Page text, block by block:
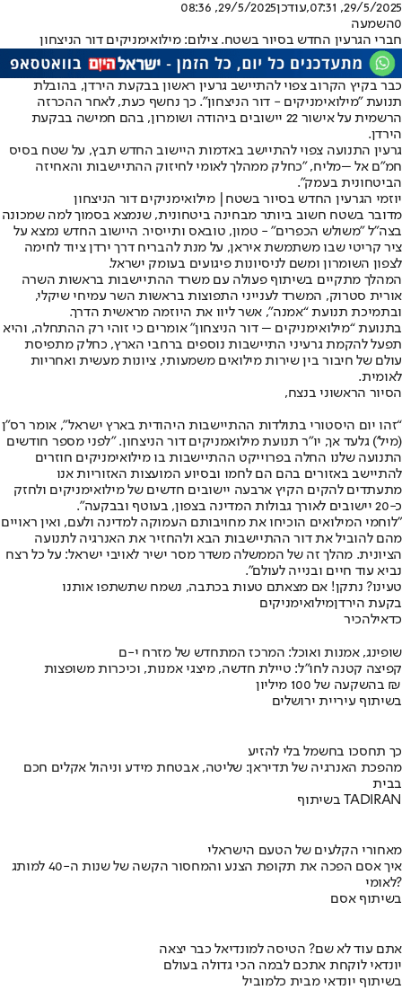
29/5/2025, 07:31
,עודכן29/5/2025, 08:36
0השמעה
חברי הגרעין החדש בסיור בשטח. צילום: מילואימניקים דור הניצחון
כבר בקיץ הקרוב צפוי להתיישב גרעין ראשון בבקעת הירדן, בהובלת
תנועת "מילואימניקים - דור הניצחון". כך נחשף כעת, לאחר ההכרזה
הרשמית על אישור 22 יישובים ביהודה ושומרון, בהם חמישה בבקעת
הירדן.
גרעין התנועה צפוי להתיישב באדמות היישוב החדש תבץ, על שטח בסיס
חמ"ם אל –מליח, "כחלק ממהלך לאומי לחיזוק ההתיישבות והאחיזה
הביטחונית בעמק".
יוזמי הגרעין החדש בסיור בשטח| מילואימניקים דור הניצחון
מדובר בשטח חשוב ביותר מבחינה ביטחונית, שנמצא בסמוך למה שמכונה
בצה"ל "משולש הכפרים" - טמון, טובאס ותייסיר. היישוב החדש נמצא על
ציר קריטי שבו משתמשת איראן, על מנת להבריח דרך ירדן ציוד לחימה
לצפון השומרון ומשם לניסיונות פיגועים בעומק ישראל.
המהלך מתקיים בשיתוף פעולה עם משרד ההתיישבות בראשות השרה
אורית סטרוק, המשרד לענייני התפוצות בראשות השר עמיחי שיקלי,
ובתמיכת תנועת “אמנה”, אשר ליוו את היוזמה מראשית הדרך.
בתנועת “מילואימניקים – דור הניצחון” אומרים כי זוהי רק ההתחלה, והיא
תפעל להקמת גרעיני התיישבות נוספים ברחבי הארץ, כחלק מתפיסת
עולם של חיבור בין שירות מילואים משמעותי, ציונות מעשית ואחריות
לאומית.
הסיור הראשוני בנצח,
“זהו יום היסטורי בתולדות ההתיישבות היהודית בארץ ישראל", אומר רס״ן
(מיל’) גלעד אך, יו״ר תנועת מילואמניקים דור הניצחון. "לפני מספר חודשים
התנועה שלנו החלה בפרוייקט ההתיישבות בו מילואימניקים חוזרים
להתיישב באזורים בהם הם לחמו ובסיוע המועצות האזוריות אנו
מתעתדים להקים הקיץ ארבעה יישובים חדשים של מילואימניקים ולחזק
כ-20 יישובים לאורך גבולות המדינה בצפון, בעוטף ובבקעה".
"לוחמי המילואים הוכיחו את מחויבותם העמוקה למדינה ולעם, ואין ראויים
מהם להוביל את דור ההתיישבות הבא ולהחזיר את האנרגיה לתנועה
הציונית. מהלך זה של הממשלה משדר מסר ישיר לאויבי ישראל: על כל רצח
נביא עוד חיים ובנייה לעולם".
טעינו? נתקן! אם מצאתם טעות בכתבה, נשמח שתשתפו אותנו
בקעת הירדןמילואימניקים
כדאילהכיר
שופינג, אמנות ואוכל: המרכז המתחדש של מזרח י-ם
קפיצה קטנה לחו"ל: טיילת חדשה, מיצגי אמנות, וכיכרות משופצות
בהשקעה של 100 מיליון ₪
בשיתוף עיריית ירושלים
כך תחסכו בחשמל בלי להזיע
מהפכת האנרגיה של תדיראן: שליטה, אבטחת מידע וניהול אקלים חכם
בבית
בשיתוף TADIRAN
מאחורי הקלעים של הטעם הישראלי
איך אסם הפכה את תקופת הצנע והמחסור הקשה של שנות ה-40 למותג
לאומי?
בשיתוף אסם
אתם עוד לא שם? הטיסה למונדיאל כבר יצאה
יונדאי לוקחת אתכם לבמה הכי גדולה בעולם
בשיתוף יונדאי מבית כלמוביל